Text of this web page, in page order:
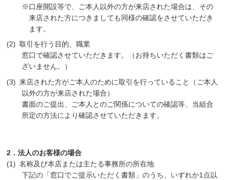
※口座開設等で、ご本人以外の方が来店された場合は、その
来店された方につきましても同様の確認をさせていただき
ます。
取引を行う目的、職業
窓口で確認させていただきます。（お持ちいただく書類はご
ざいません。）
来店された方がご本人のために取引を行っていること（ご本人
以外の方が来店された場合）
書面のご提出、ご本人とのご関係についての確認等、当組合
所定の方法により確認させていただきます。
2．法人のお客様の場合
名称及び本店または主たる事務所の所在地
下記の「窓口でご提示いただく書類」のうち、いずれか1点以